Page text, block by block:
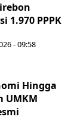
1.970 PPPK
- 09:58
Hingga
UMKM